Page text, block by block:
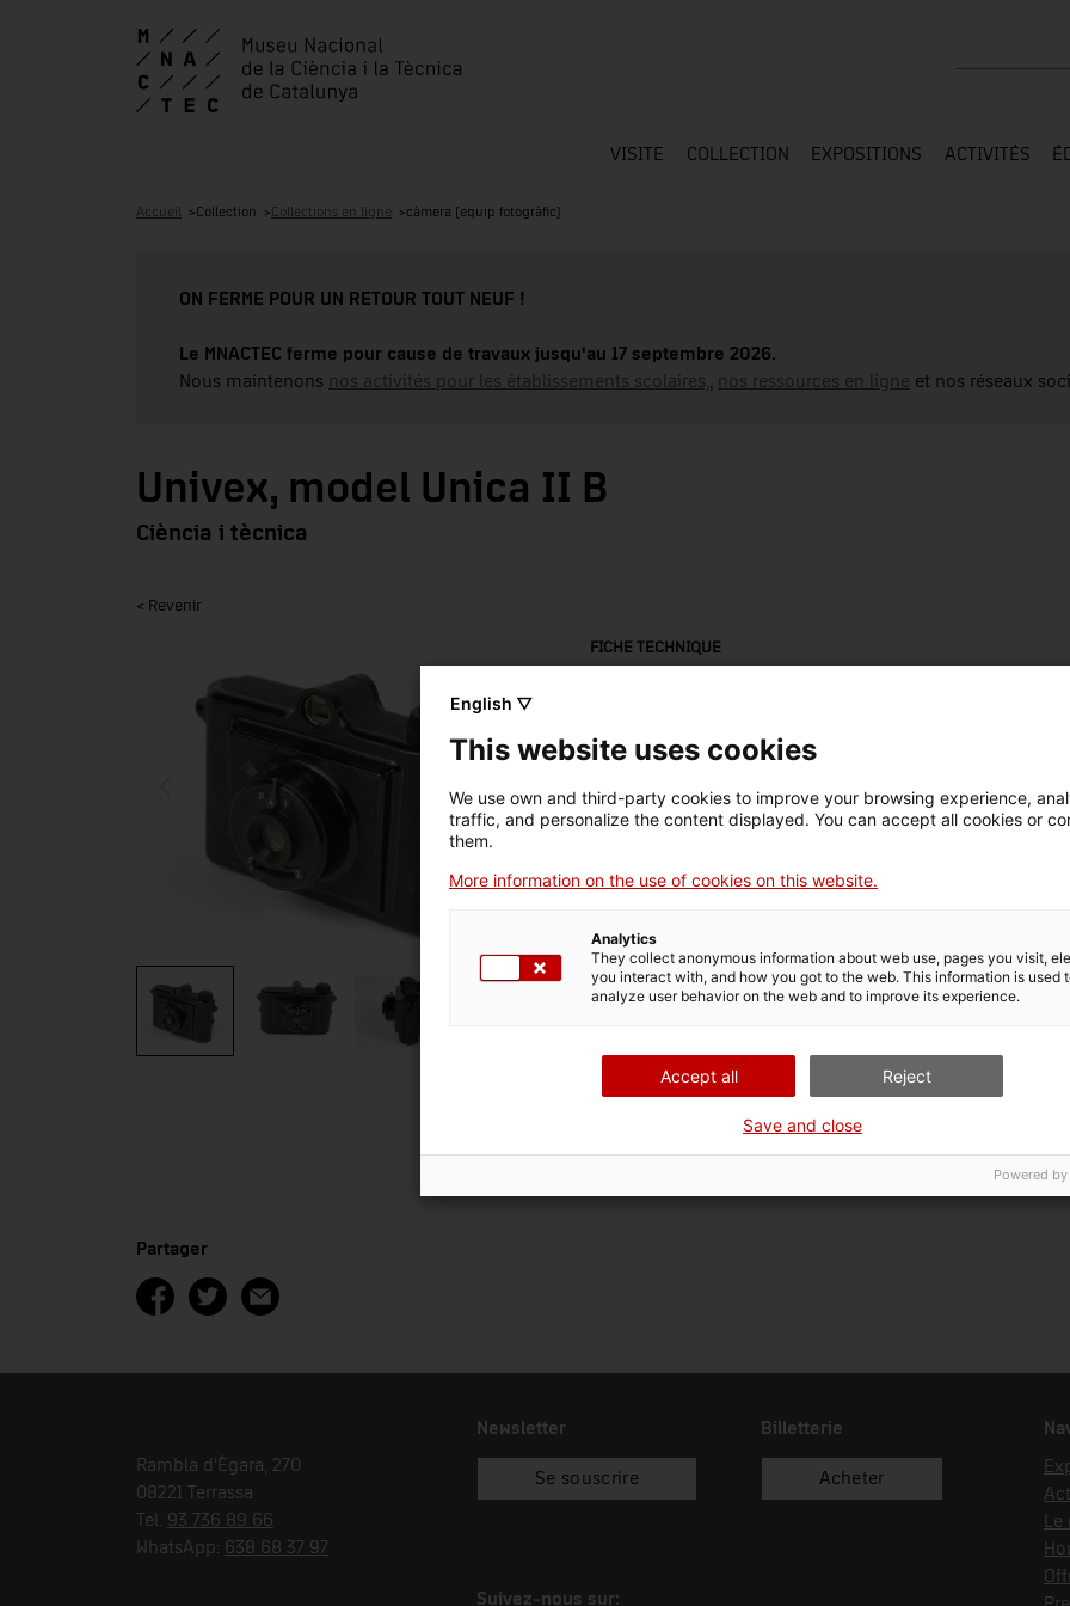
VISITE COLLECTION EXPOSITIONS ACTIVITÉS
Accueil Collection Collections en ligne càmera (equip fotogràfic)
ON FERME POUR UN RETOUR TOUT NEUF !
Le MNACTEC ferme pour cause de travaux jusqu'au 17 septembre 2026.
Nous maintenons nos activités pour les établissements scolaires, nos ressources en ligne et nos réseaux
Univex, model Unica II B
Ciència i tècnica
< Revenir
FICHE TECHNIQUE
13480 1948-1950
Matériau
Domaine thématique
Ciència i tècnica
Partager
Rambla d'Ègara, 270
08221 Terrassa
Tel. 93 736 89 66
WhatsApp: 638 68 37 97
Newsletter
Se souscrire
Billetterie
Acheter
Suivez-nous sur:
Le
English ▽
This website uses cookies
We use own and third-party cookies to improve your browsing experience,
traffic, and personalize the content displayed. You can accept all cookies or
them.
More information on the use of cookies on this website.
Analytics
They collect anonymous information about web use, pages you visit,
you interact with, and how you got to the web. This information is used
analyze user behavior on the web and to improve its experience.
Accept all Reject
Save and close
Powered by